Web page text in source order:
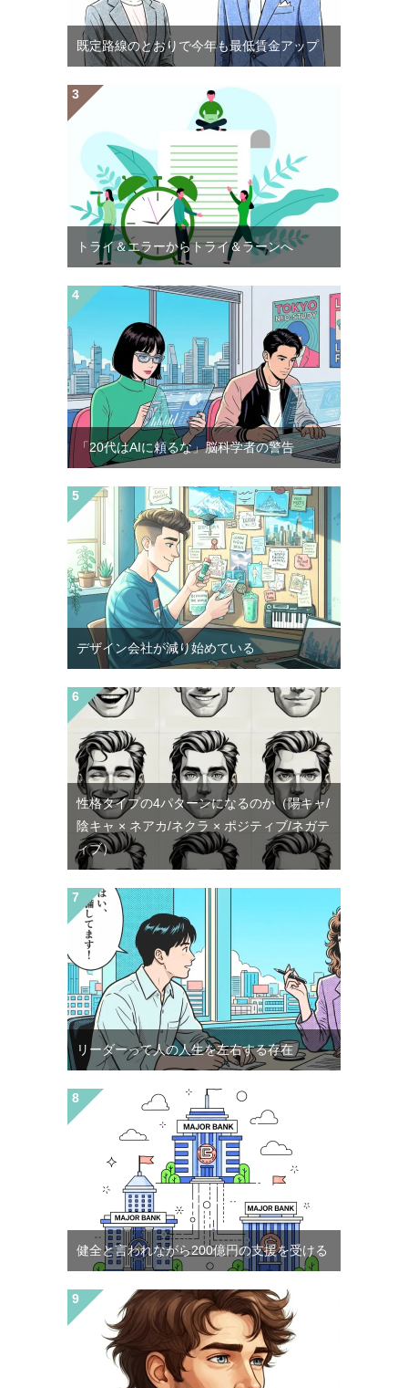
既定路線のとおりで今年も最低賃金アップ
トライ＆エラーからトライ＆ラーンへ
「20代はAIに頼るな」脳科学者の警告
デザイン会社が減り始めている
性格タイプの4パターンになるのか（陽キャ/
陰キャ × ネアカ/ネクラ × ポジティブ/ネガテ
ィブ）
リーダーって人の人生を左右する存在
健全と言われながら200億円の支援を受ける